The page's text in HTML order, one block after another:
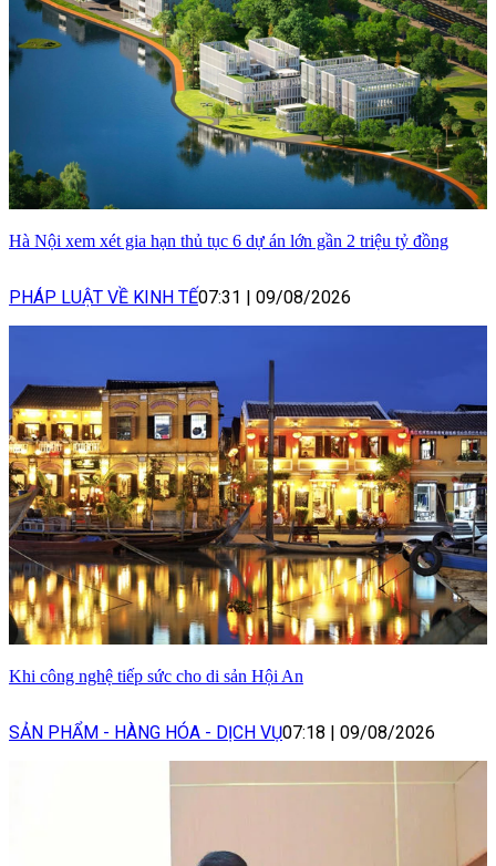
Hà Nội xem xét gia hạn thủ tục 6 dự án lớn gần 2 triệu tỷ đồng
PHÁP LUẬT VỀ KINH TẾ07:31 | 09/08/2026
Khi công nghệ tiếp sức cho di sản Hội An
SẢN PHẨM - HÀNG HÓA - DỊCH VỤ07:18 | 09/08/2026